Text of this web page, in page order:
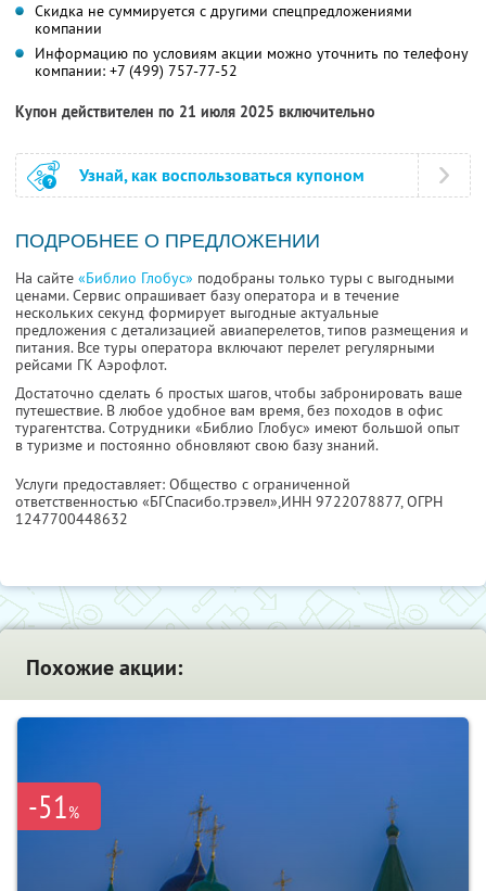
Скидка не суммируется с другими спецпредложениями
компании
Информацию по условиям акции можно уточнить по телефону
компании: +7 (499) 757-77-52
Купон действителен по 21 июля 2025 включительно
Узнай, как воспользоваться купоном
ПОДРОБНЕЕ О ПРЕДЛОЖЕНИИ
На сайте «Библио Глобус» подобраны только туры с выгодными
ценами. Сервис опрашивает базу оператора и в течение
нескольких секунд формирует выгодные актуальные
предложения с детализацией авиаперелетов, типов размещения и
питания. Все туры оператора включают перелет регулярными
рейсами ГК Аэрофлот.
Достаточно сделать 6 простых шагов, чтобы забронировать ваше
путешествие. В любое удобное вам время, без походов в офис
турагентства. Сотрудники «Библио Глобус» имеют большой опыт
в туризме и постоянно обновляют свою базу знаний.
Услуги предоставляет: Общество с ограниченной
ответственностью «БГСпасибо.трэвел»,ИНН 9722078877, ОГРН
1247700448632
Похожие акции:
-51%